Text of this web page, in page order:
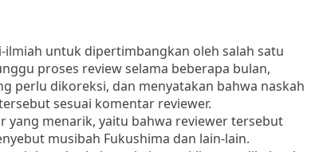
untuk dipertimbangkan oleh salah satu
proses review selama beberapa bulan,
perlu dikoreksi, dan menyatakan bahwa naskah
sesuai komentar reviewer.
menarik, yaitu bahwa reviewer tersebut
musibah Fukushima dan lain-lain.